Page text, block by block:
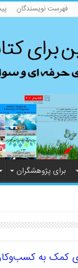
فهرست نویسندگان
برای پژوهشگران